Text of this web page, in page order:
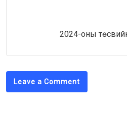
2024-оны
Leave a Comment